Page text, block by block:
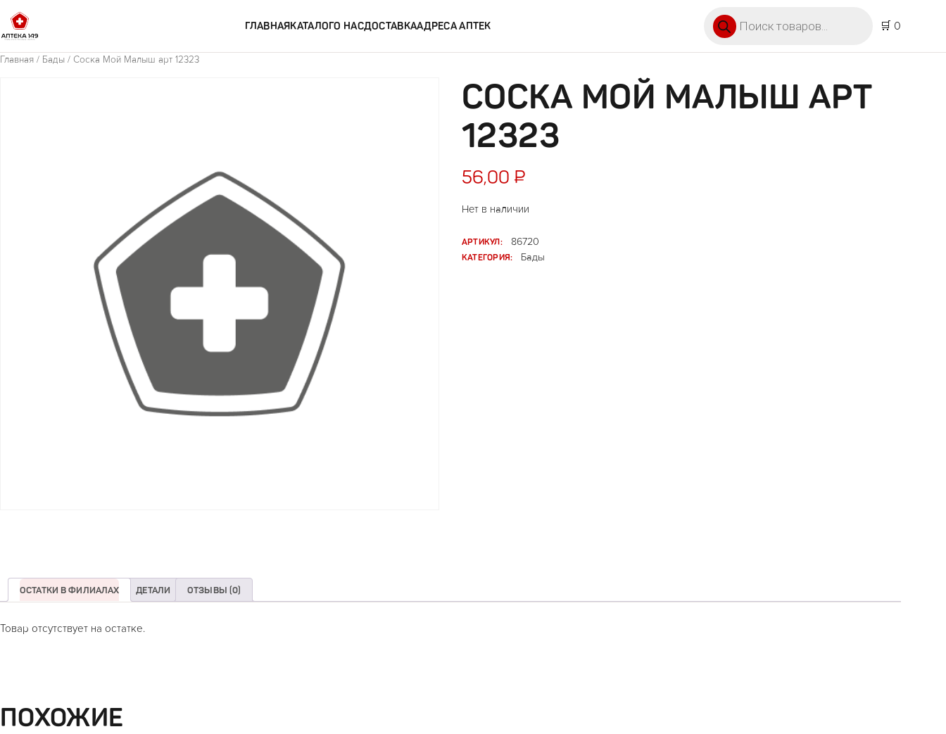
ГЛАВНАЯКАТАЛОГО НАСДОСТАВКААДРЕСА АПТЕК
🛒 0
Главная / Бады / Соска Мой Малыш арт 12323
СОСКА МОЙ МАЛЫШ АРТ
12323
56,00 ₽
Нет в наличии
АРТИКУЛ:
86720
КАТЕГОРИЯ:
Бады
ОСТАТКИ В ФИЛИАЛАХ ДЕТАЛИ ОТЗЫВЫ (0)
Товар отсутствует на остатке.
ПОХОЖИЕ